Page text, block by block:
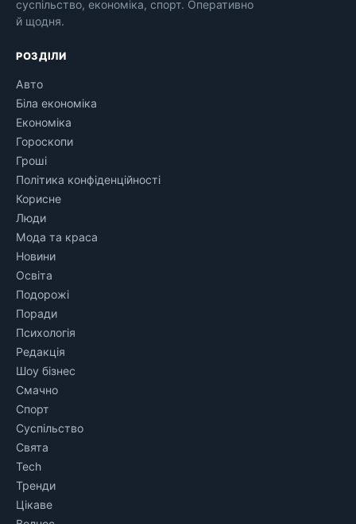
суспільство, економіка, спорт. Оперативно
й щодня.
РОЗДІЛИ
Авто
Біла економіка
Економіка
Гороскопи
Гроші
Політика конфіденційності
Корисне
Люди
Мода та краса
Новини
Освіта
Подорожі
Поради
Психологія
Редакція
Шоу бізнес
Смачно
Спорт
Суспільство
Свята
Tech
Тренди
Цікаве